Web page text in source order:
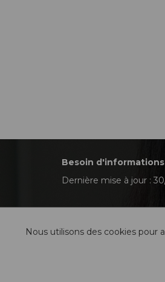
Besoin d'informations
Dernière mise à jour :
Nous utilisons des cookies pour